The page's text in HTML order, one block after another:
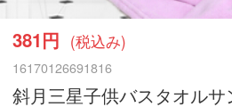
381円 (税込み)
16170126691816
斜月三星子供バスタオル